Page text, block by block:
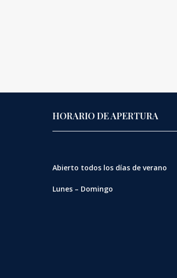
HORARIO DE APERTURA
Abierto todos los días de verano
Lunes – Domingo